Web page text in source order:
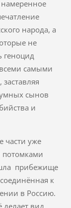
намеренное
народа, а
не
геноцид
самыми
сынов
и
части уже
прибежище
к
в Россию.